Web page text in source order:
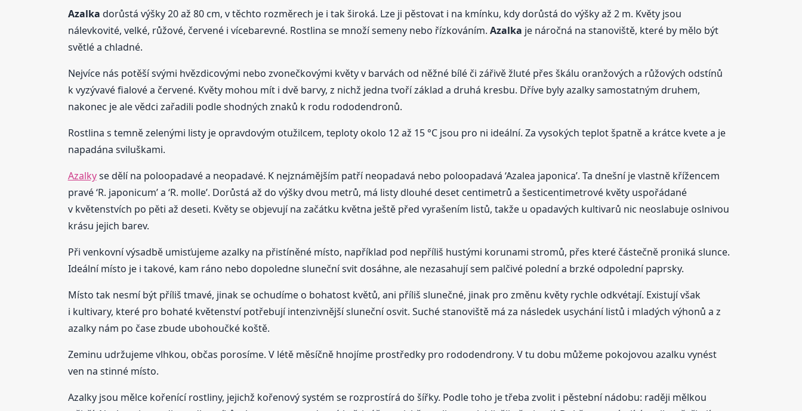
Azalka dorůstá výšky 20 až 80 cm, v těchto rozměrech je i tak široká. Lze ji pěstovat i na kmínku, kdy dorůstá do výšky až 2 m. Květy jsou
nálevkovité, velké, růžové, červené i vícebarevné. Rostlina se množí semeny nebo řízkováním. Azalka je náročná na stanoviště, které by mělo být
světlé a chladné.
Nejvíce nás potěší svými hvězdicovými nebo zvonečkovými květy v barvách od něžné bílé či zářivě žluté přes škálu oranžových a růžových odstínů
k vyzývavé fialové a červené. Květy mohou mít i dvě barvy, z nichž jedna tvoří základ a druhá kresbu. Dříve byly azalky samostatným druhem,
nakonec je ale vědci zařadili podle shodných znaků k rodu rododendronů.
Rostlina s temně zelenými listy je opravdovým otužilcem, teploty okolo 12 až 15 °C jsou pro ni ideální. Za vysokých teplot špatně a krátce kvete a je
napadána sviluškami.
Azalkyse dělí na poloopadavé a neopadavé. K nejznámějším patří neopadavá nebo poloopadavá ‘Azalea japonica’. Ta dnešní je vlastně křížencem
pravé ‘R. japonicum’ a ‘R. molle’. Dorůstá až do výšky dvou metrů, má listy dlouhé deset centimetrů a šesticentimetrové květy uspořádané
v květenstvích po pěti až deseti. Květy se objevují na začátku května ještě před vyrašením listů, takže u opadavých kultivarů nic neoslabuje oslnivou
krásu jejich barev.
Při venkovní výsadbě umisťujeme azalky na přistíněné místo, například pod nepříliš hustými korunami stromů, přes které částečně proniká slunce.
Ideální místo je i takové, kam ráno nebo dopoledne sluneční svit dosáhne, ale nezasahují sem palčivé polední a brzké odpolední paprsky.
Místo tak nesmí být příliš tmavé, jinak se ochudíme o bohatost květů, ani příliš slunečné, jinak pro změnu květy rychle odkvétají. Existují však
i kultivary, které pro bohaté květenství potřebují intenzivnější sluneční osvit. Suché stanoviště má za následek usychání listů i mladých výhonů a z
azalky nám po čase zbude ubohoučké koště.
Zeminu udržujeme vlhkou, občas porosíme. V létě měsíčně hnojíme prostředky pro rododendrony. V tu dobu můžeme pokojovou azalku vynést
ven na stinné místo.
Azalky jsou mělce kořenící rostliny, jejichž kořenový systém se rozprostírá do šířky. Podle toho je třeba zvolit i pěstební nádobu: raději mělkou